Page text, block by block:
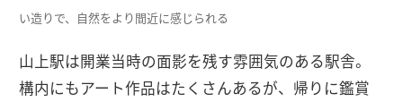
い造りで、自然をより間近に感じられる
山上駅は開業当時の面影を残す雰囲気のある駅舎。
構内にもアート作品はたくさんあるが、帰りに鑑賞